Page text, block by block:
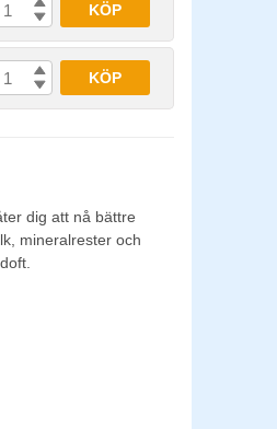
KÖP
KÖP
dig att nå bättre
mineralrester och